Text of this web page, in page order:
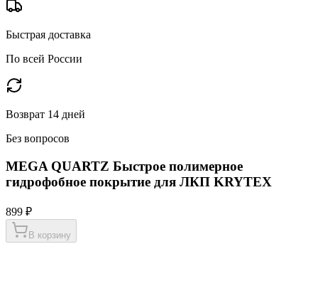
Быстрая доставка
По всей России
Возврат 14 дней
Без вопросов
MEGA QUARTZ Быстрое полимерное
гидрофобное покрытие для ЛКП KRYTEX
899 ₽
В корзину